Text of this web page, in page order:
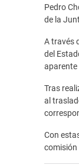
Pedro
de la
A través
del
aparente
Tras
al
Con
comisión